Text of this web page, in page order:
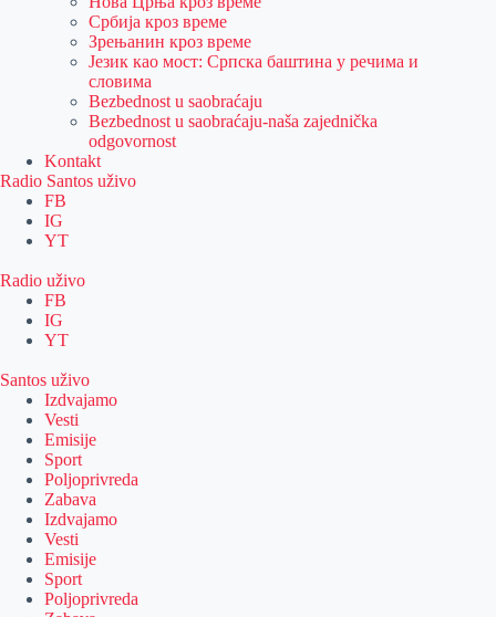
Србија кроз време
Зрењанин кроз време
Језик као мост: Српска баштина у речима и
словима
Bezbednost u saobraćaju
Bezbednost u saobraćaju-naša zajednička
odgovornost
Kontakt
Radio Santos uživo
FB
IG
YT
Radio uživo
FB
IG
YT
Santos uživo
Izdvajamo
Vesti
Emisije
Sport
Poljoprivreda
Zabava
Izdvajamo
Vesti
Emisije
Sport
Poljoprivreda